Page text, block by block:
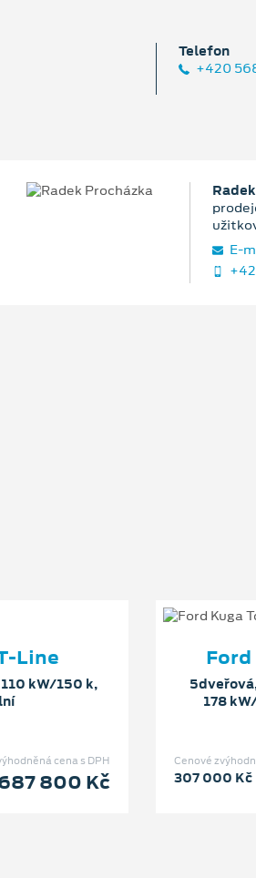
Telefon
+420
Line
kW/150 k,
cena s DPH
800 Kč
178
Cenové
307 000 Kč